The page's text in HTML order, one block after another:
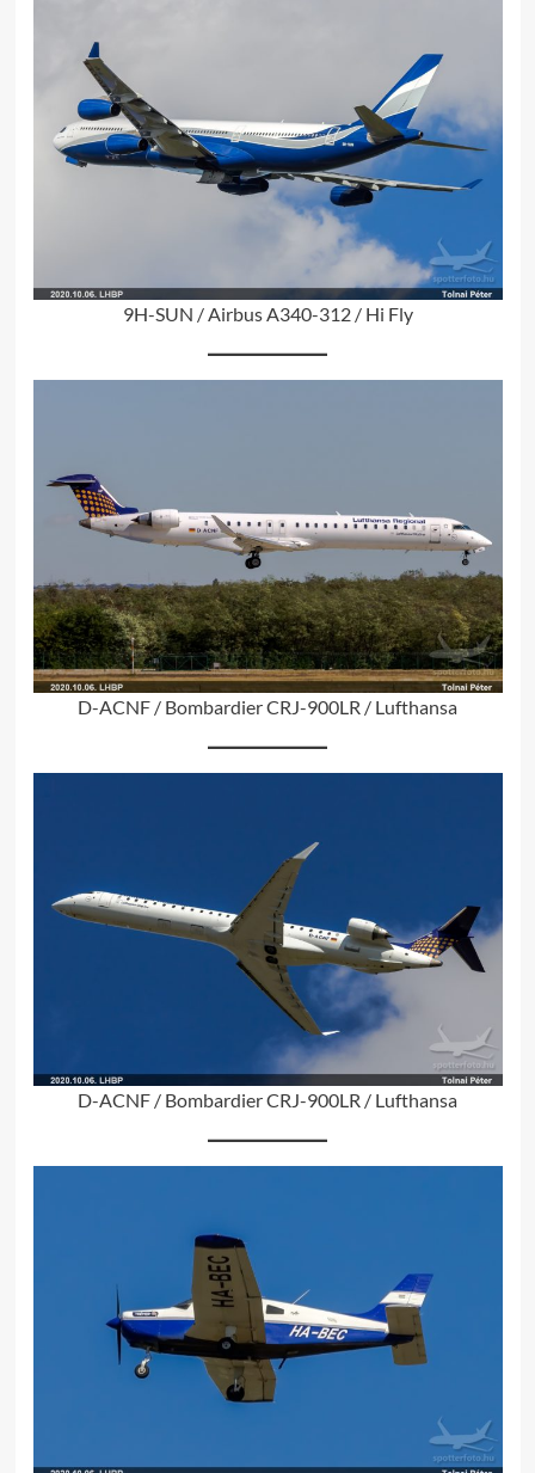
9H-SUN / Airbus A340-312 / Hi Fly
D-ACNF / Bombardier CRJ-900LR / Lufthansa
D-ACNF / Bombardier CRJ-900LR / Lufthansa